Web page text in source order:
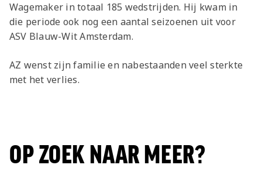
Wagemaker in totaal 185 wedstrijden. Hij kwam in
die periode ook nog een aantal seizoenen uit voor
ASV Blauw-Wit Amsterdam.
AZ wenst zijn familie en nabestaanden veel sterkte
met het verlies.
OP ZOEK NAAR MEER?